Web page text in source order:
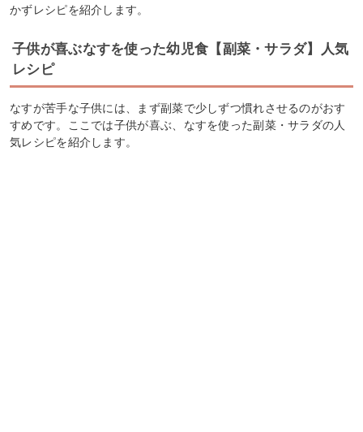
かずレシピを紹介します。
子供が喜ぶなすを使った幼児食【副菜・サラダ】人気
レシピ
なすが苦手な子供には、まず副菜で少しずつ慣れさせるのがおす
すめです。ここでは子供が喜ぶ、なすを使った副菜・サラダの人
気レシピを紹介します。